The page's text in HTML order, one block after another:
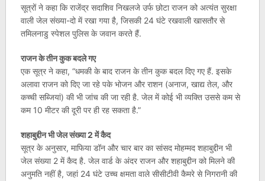
सूत्रों ने कहा कि राजेंद्र सदाशिव निखलजे उर्फ छोटा राजन को अत्यंत सुरक्षा
वाली जेल संख्या-दो में रखा गया है, जिसकी 24 घंटे रखवाली खासतौर से
तमिलनाडु स्पेशल पुलिस के जवान करते हैं.
राजन के तीन कुक बदले गए
एक सूत्र ने कहा, “धमकी के बाद राजन के तीन कुक बदल दिए गए हैं. इसके
अलावा राजन को दिए जा रहे पके भोजन और राशन (अनाज, खाद्य तेल, और
कच्ची सब्जियां) की भी जांच की जा रही है. जेल में कोई भी व्यक्ति उससे कम से
कम 10 मीटर की दूरी पर ही रह सकता है.”
शहाबुद्दीन भी जेल संख्या 2 में कैद
सूत्र के अनुसार, माफिया डॉन और चार बार का सांसद मोहम्मद शहाबुद्दीन भी
जेल संख्या 2 में कैद है. जेल वार्ड के अंदर राजन और शहाबुद्दीन को मिलने की
अनुमति नहीं है, जहां 24 घंटे उच्च क्षमता वाले सीसीटीवी कैमरे से निगरानी की